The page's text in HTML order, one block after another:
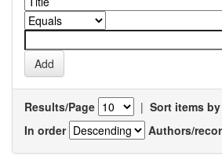
Results/Page | Sort items by
In order
Authors/